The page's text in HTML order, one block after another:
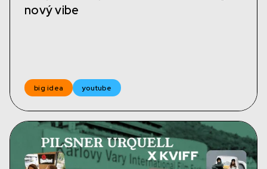
nový vibe
big idea youtube